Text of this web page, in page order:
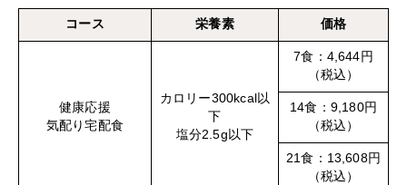
コース 栄養素 価格
健康応援
気配り宅配食
カロリー300kcal以
下
塩分2.5g以下
7食：4,644円
（税込）
14食：9,180円
（税込）
21食：13,608円
（税込）